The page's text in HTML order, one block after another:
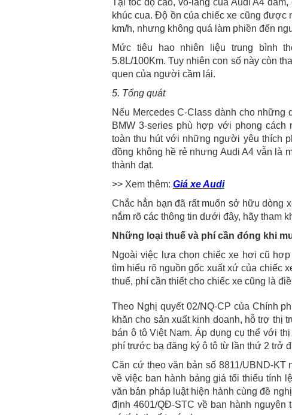
khúc cua. Độ ồn của chiếc xe cũng được
km/h, nhưng không quá làm phiền đến
Mức tiêu hao nhiên liệu trung bình
5.8L/100Km. Tuy nhiên con số này còn
quen của người cầm lái.
5. Tổng quát
Nếu Mercedes C-Class dành cho những
BMW 3-series phù hợp với phong cách
toàn thu hút với những người yêu thích
đồng không hề rẻ nhưng Audi A4 vẫn là
thành đạt.
>> Xem thêm: Giá xe Audi
Chắc hẳn bạn đã rất muốn sở hữu dòng
nắm rõ các thông tin dưới đây, hãy tham
Những loại thuế và phí cần đóng khi
Ngoài việc lựa chọn chiếc xe hơi cũ
tìm hiểu rõ nguồn gốc xuất xứ của chiếc
thuế, phí cần thiết cho chiếc xe cũng là
Theo Nghị quyết 02/NQ-CP của Chính
khăn cho sản xuất kinh doanh, hỗ trợ thị
bán ô tô Việt Nam. Áp dụng cụ thể với
phí trước bạ đăng ký ô tô từ lần thứ 2 trở
Căn cứ theo văn bản số 8811/UBND-KT
về việc ban hành bảng giá tối thiểu tính
văn bản pháp luật hiện hành cùng đề
định 4601/QĐ-STC về ban hành nguyên